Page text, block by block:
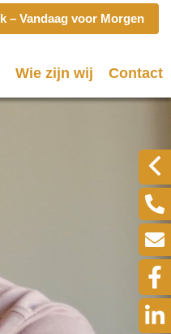
– Vandaag voor Morgen
Wie zijn wij
Hypotheekadvisering
Contact